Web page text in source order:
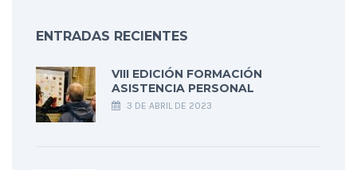
ENTRADAS RECIENTES
VIII EDICIÓN FORMACIÓN
ASISTENCIA PERSONAL
3 DE ABRIL DE 2023